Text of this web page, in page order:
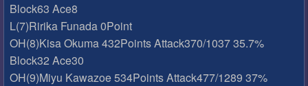
Block63 Ace8
L(7)Ririka Funada 0Point
OH(8)Kisa Okuma 432Points Attack370/1037 35.7%
Block32 Ace30
OH(9)Miyu Kawazoe 534Points Attack477/1289 37%